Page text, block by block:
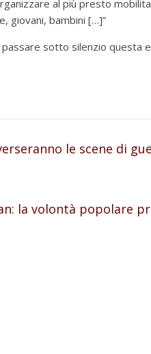
al più presto
giovani, bambini […]”
sotto silenzio questa
le scene di
la volontà popolare